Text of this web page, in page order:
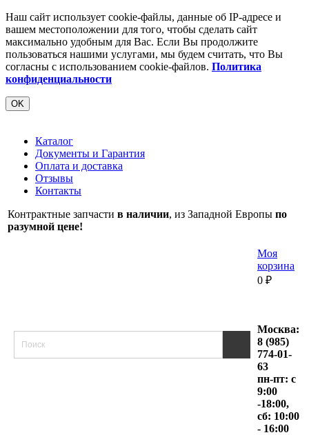
Наш сайт использует cookie-файлы, данные об IP-адресе и
вашем местоположении для того, чтобы сделать сайт
максимально удобным для Вас. Если Вы продолжите
пользоваться нашими услугами, мы будем считать, что Вы
согласны с использованием cookie-файлов. Политика
конфиденциальности
OK
Каталог
Документы и Гарантия
Оплата и доставка
Отзывы
Контакты
Контрактные запчасти в наличии, из Западной Европы по
разумной цене!
Моя
корзина
0 ₽
Москва:
8 (985)
774-01-
63
пн-пт: с
9:00
-18:00,
сб: 10:00
- 16:00